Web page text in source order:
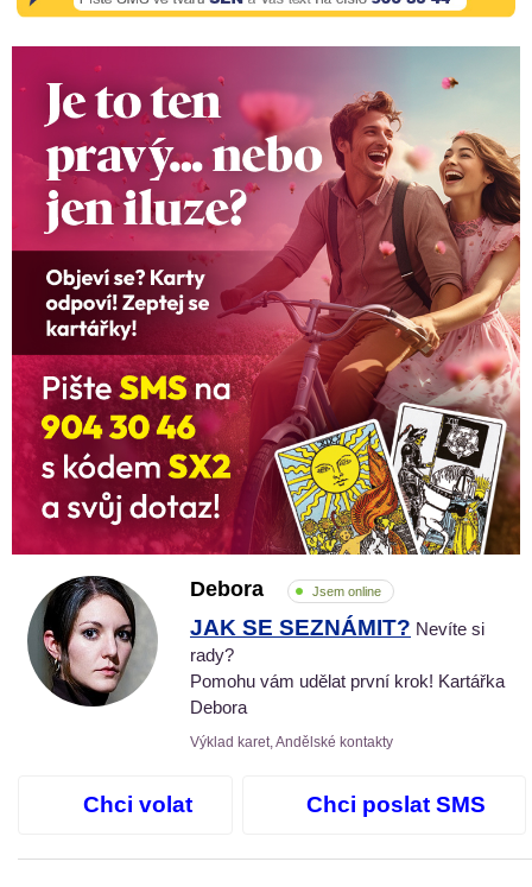
Debora Jsem online
JAK SE SEZNÁMIT? Nevíte si
rady?
Pomohu vám udělat první krok! Kartářka
Debora
Výklad karet, Andělské kontakty
Chci volat Chci poslat SMS